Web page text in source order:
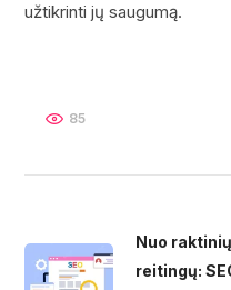
užtikrinti jų saugumą.
85
Nuo
reitingų: